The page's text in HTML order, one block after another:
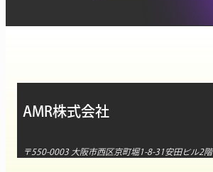
AMR株式会社
〒550-0003 大阪市西区京町堀1-8-31安田ビル2階